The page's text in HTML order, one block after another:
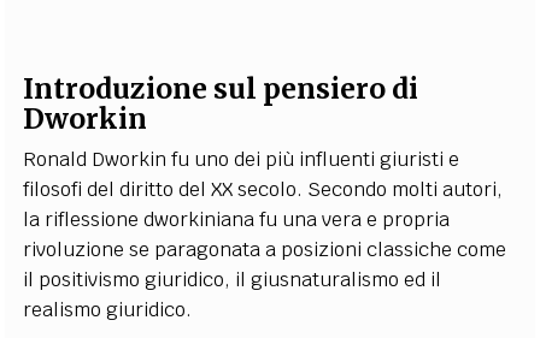
Introduzione sul pensiero di
Dworkin
Ronald Dworkin fu uno dei più influenti giuristi e
filosofi del diritto del XX secolo. Secondo molti autori,
la riflessione dworkiniana fu una vera e propria
rivoluzione se paragonata a posizioni classiche come
il positivismo giuridico, il giusnaturalismo ed il
realismo giuridico.